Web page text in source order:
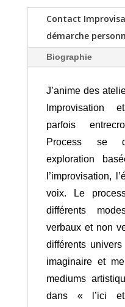
Contact
démarche
Biographie
J’anime des
Improvisation
parfois
Process se
exploration
l’improvisation,
voix. Le
différents
verbaux et non
différents
imaginaire et
mediums
dans « l’ici